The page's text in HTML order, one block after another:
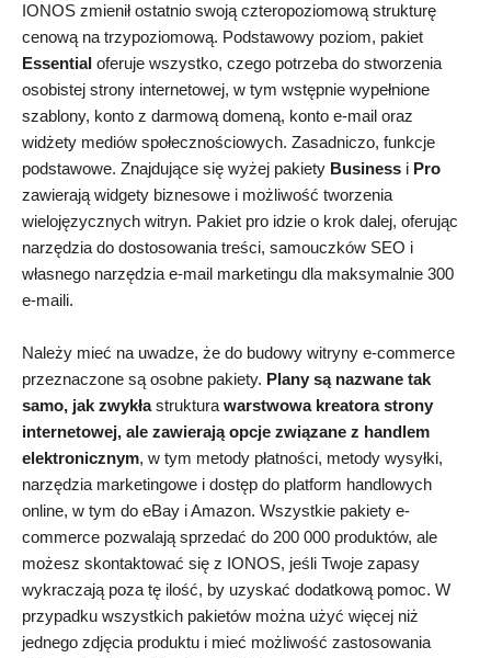
IONOS zmienił ostatnio swoją czteropoziomową strukturę
cenową na trzypoziomową. Podstawowy poziom, pakiet
Essential oferuje wszystko, czego potrzeba do stworzenia
osobistej strony internetowej, w tym wstępnie wypełnione
szablony, konto z darmową domeną, konto e-mail oraz
widżety mediów społecznościowych. Zasadniczo, funkcje
podstawowe. Znajdujące się wyżej pakiety Business i Pro
zawierają widgety biznesowe i możliwość tworzenia
wielojęzycznych witryn. Pakiet pro idzie o krok dalej, oferując
narzędzia do dostosowania treści, samouczków SEO i
własnego narzędzia e-mail marketingu dla maksymalnie 300
e-maili.
Należy mieć na uwadze, że do budowy witryny e-commerce
przeznaczone są osobne pakiety. Plany są nazwane tak
samo, jak zwykłastruktura warstwowa kreatora strony
internetowej, ale zawierają opcje związane z handlem
elektronicznym, w tym metody płatności, metody wysyłki,
narzędzia marketingowe i dostęp do platform handlowych
online, w tym do eBay i Amazon. Wszystkie pakiety e-
commerce pozwalają sprzedać do 200 000 produktów, ale
możesz skontaktować się z IONOS, jeśli Twoje zapasy
wykraczają poza tę ilość, by uzyskać dodatkową pomoc. W
przypadku wszystkich pakietów można użyć więcej niż
jednego zdjęcia produktu i mieć możliwość zastosowania